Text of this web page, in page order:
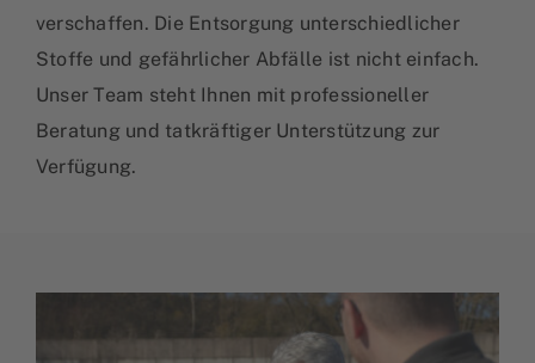
verschaffen. Die Entsorgung unterschiedlicher
Stoffe und gefährlicher Abfälle ist nicht einfach.
Unser Team steht Ihnen mit professioneller
Beratung und tatkräftiger Unterstützung zur
Verfügung.